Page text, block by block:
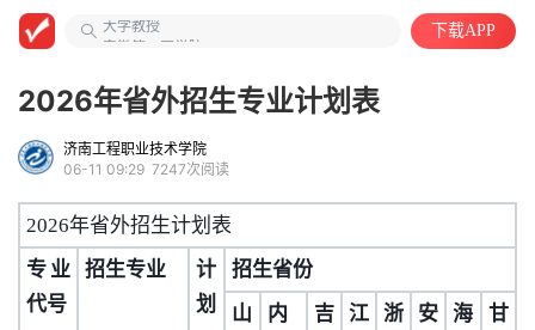
大学教授
安徽第二医学院
下载APP
2026年省外招生专业计划表
济南工程职业技术学院
06-11 09:29 7247次阅读
2026年省外招生计划表
专业
代号
招生专业
计
划
招生省份
山
内
吉
江
浙
安
海
甘